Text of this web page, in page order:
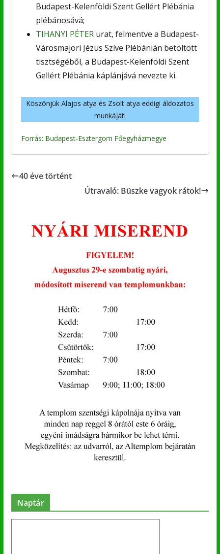
Budapest-Kelenföldi Szent Gellért Plébánia
plébánosává;
TIHANYI PÉTERurat, felmentve a Budapest-
Városmajori Jézus Szíve Plébánián betöltött
tisztségéből, a Budapest-Kelenföldi Szent
Gellért Plébánia káplánjává nevezte ki.
Köszönjük Alajos atya és Zsolt atya eddigi áldozatos
munkáját!
Forrás: Budapest-Esztergom Főegyházmegye
40 éve történt
Útravaló: Büszke vagyok rátok!
Naptár